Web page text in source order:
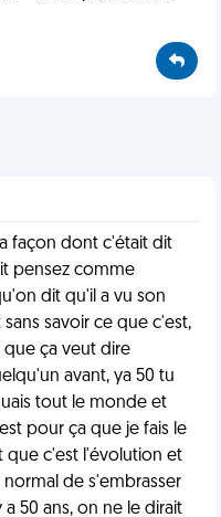
façon dont c'était dit
pensez comme
dit qu'il a vu son
savoir ce que c'est,
que ça veut dire
avant, ya 50 tu
tout le monde et
pour ça que je fais le
que c'est l'évolution et
de s'embrasser
50 ans, on ne le dirait